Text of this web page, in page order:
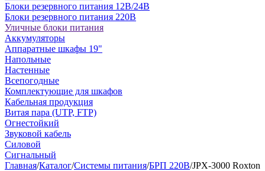
Блоки резервного питания 12В/24В
Блоки резервного питания 220В
Уличные блоки питания
Аккумуляторы
Аппаратные шкафы 19"
Напольные
Настенные
Всепогодные
Комплектующие для шкафов
Кабельная продукция
Витая пара (UTP, FTP)
Огнестойкий
Звуковой кабель
Силовой
Сигнальный
Главная/Каталог/Системы питания/БРП 220В/JPX-3000 Roxton